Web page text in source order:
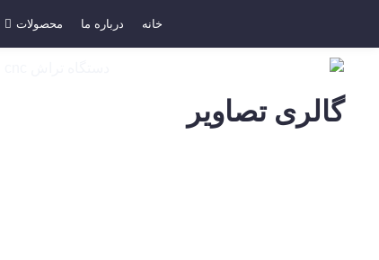
خانه درباره ما محصولات
گالری تصاویر